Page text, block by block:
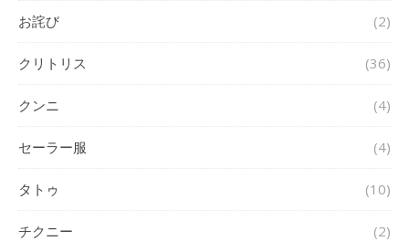
お詫び (2)
クリトリス (36)
クンニ (4)
セーラー服 (4)
タトゥ (10)
チクニー (2)